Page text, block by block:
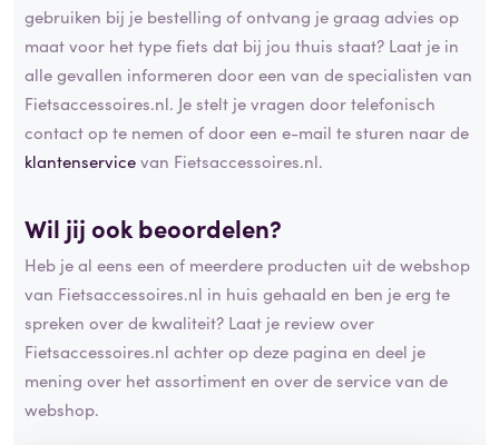
gebruiken bij je bestelling of ontvang je graag advies op
maat voor het type fiets dat bij jou thuis staat? Laat je in
alle gevallen informeren door een van de specialisten van
Fietsaccessoires.nl. Je stelt je vragen door telefonisch
contact op te nemen of door een e-mail te sturen naar de
klantenservicevan Fietsaccessoires.nl.
Wil jij ook beoordelen?
Heb je al eens een of meerdere producten uit de webshop
van Fietsaccessoires.nl in huis gehaald en ben je erg te
spreken over de kwaliteit? Laat je review over
Fietsaccessoires.nl achter op deze pagina en deel je
mening over het assortiment en over de service van de
webshop.